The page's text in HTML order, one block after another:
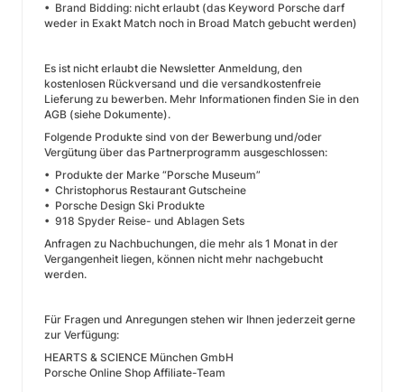
• Brand Bidding: nicht erlaubt (das Keyword Porsche darf
weder in Exakt Match noch in Broad Match gebucht werden)
Es ist nicht erlaubt die Newsletter Anmeldung, den
kostenlosen Rückversand und die versandkostenfreie
Lieferung zu bewerben. Mehr Informationen finden Sie in den
AGB (siehe Dokumente).
Folgende Produkte sind von der Bewerbung und/oder
Vergütung über das Partnerprogramm ausgeschlossen:
• Produkte der Marke “Porsche Museum”
• Christophorus Restaurant Gutscheine
• Porsche Design Ski Produkte
• 918 Spyder Reise- und Ablagen Sets
Anfragen zu Nachbuchungen, die mehr als 1 Monat in der
Vergangenheit liegen, können nicht mehr nachgebucht
werden.
Für Fragen und Anregungen stehen wir Ihnen jederzeit gerne
zur Verfügung:
HEARTS & SCIENCE München GmbH
Porsche Online Shop Affiliate-Team